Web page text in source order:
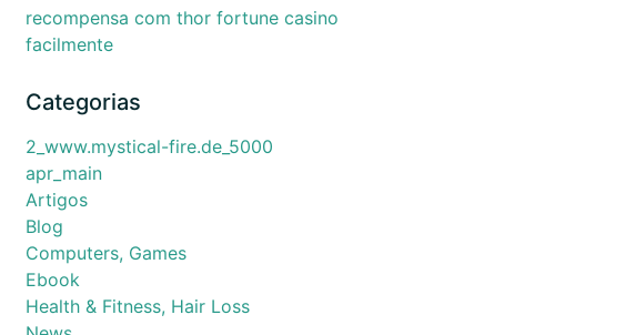
recompensa com thor fortune casino
facilmente
Categorias
2_www.mystical-fire.de_5000
apr_main
Artigos
Blog
Computers, Games
Ebook
Health & Fitness, Hair Loss